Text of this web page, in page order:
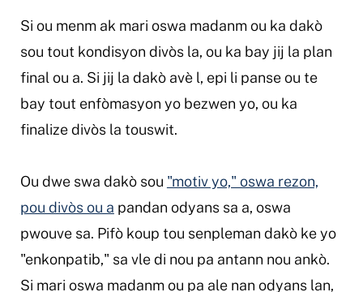
Si ou menm ak mari oswa madanm ou ka dakò
sou tout kondisyon divòs la, ou ka bay jij la plan
final ou a. Si jij la dakò avè l, epi li panse ou te
bay tout enfòmasyon yo bezwen yo, ou ka
finalize divòs la touswit.
Ou dwe swa dakò sou "motiv yo," oswa rezon,
pou divòs ou a pandan odyans sa a, oswa
pwouve sa. Pifò koup tou senpleman dakò ke yo
"enkonpatib," sa vle di nou pa antann nou ankò.
Si mari oswa madanm ou pa ale nan odyans lan,